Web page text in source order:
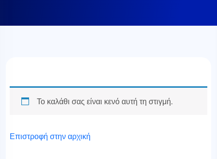
Το καλάθι σας είναι κενό αυτή τη στιγμή.
Επιστροφή στην αρχική